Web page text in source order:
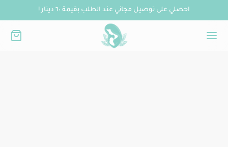
احصلي على توصيل مجاني عند الطلب بقيمة ٦٠ دينار !